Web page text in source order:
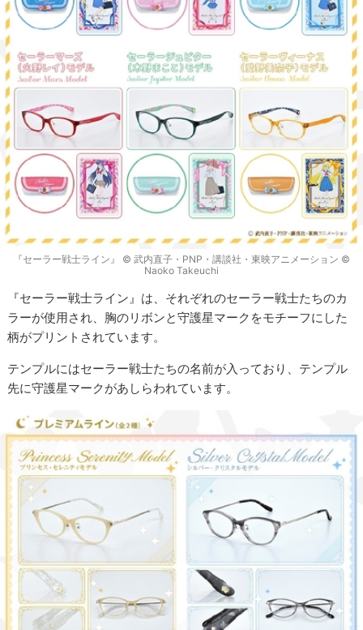
『セーラー戦士ライン』 © 武内直子・PNP・講談社・東映アニメーション ©
Naoko Takeuchi
『セーラー戦士ライン』は、それぞれのセーラー戦士たちのカ
ラーが使用され、胸のリボンと守護星マークをモチーフにした
柄がプリントされています。
テンプルにはセーラー戦士たちの名前が入っており、テンプル
先に守護星マークがあしらわれています。